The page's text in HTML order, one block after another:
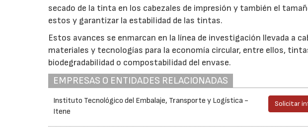
secado de la tinta en los cabezales de impresión y también el
estos y garantizar la estabilidad de las tintas.
Estos avances se enmarcan en la línea de investigación llevada a
materiales y tecnologías para la economía circular, entre ellos,
biodegradabilidad o compostabilidad del envase.
EMPRESAS O ENTIDADES RELACIONADAS
Instituto Tecnológico del Embalaje, Transporte y Logística -
Itene
Solicitar